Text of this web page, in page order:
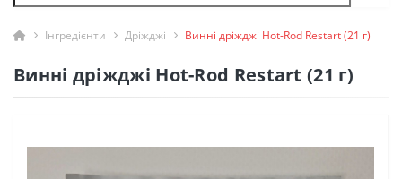
Інгредієнти Дріжджі Винні дріжджі Hot-Rod Restart (21 г)
Винні дріжджі Hot-Rod Restart (21 г)